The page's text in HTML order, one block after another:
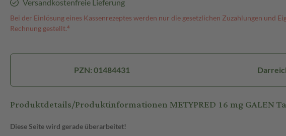
Versandkostenfreie Lieferung
Bei der Einlösung eines Kassenrezeptes werden nur die gesetzlichen Zuzahlungen und
Rechnung gestellt.⁴
PZN: 01484431
Produktdetails/Produktinformationen METYPRED 16 mg GALEN
Diese Seite wird gerade überarbeitet!